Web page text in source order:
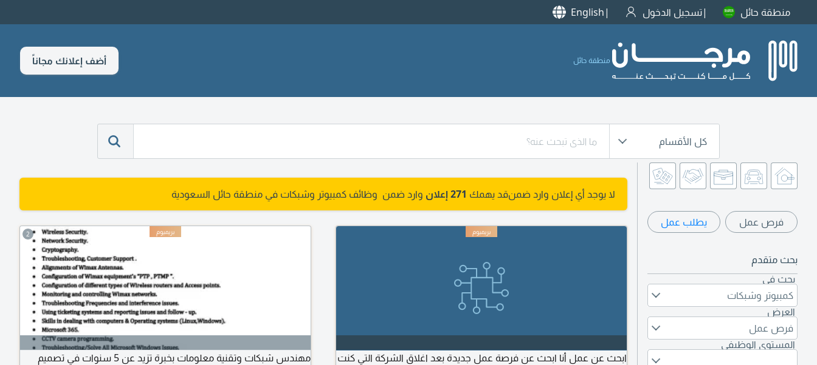
منطقة حائل تسجيل الدخول English
منطقة حائل أضف إعلانك مجاناً
كل الأقسام
فرص عمل يطلب عمل
بحث متقدم
بحث في
كمبيوتر وشبكات
العرض
فرص عمل
المستوى الوظيفي
لا يوجد أي إعلان وارد ضمنقد يهمك 271 إعلان وارد ضمن وظائف كمبيوتر وشبكات في منطقة حائل السعودية
ابحث عن عمل أنا ابحث عن فرصة عمل جديدة بعد اغلاق الشركة التي كنت
2
مهندس شبكات وتقنية معلومات بخبرة تزيد عن 5 سنوات في تصميم